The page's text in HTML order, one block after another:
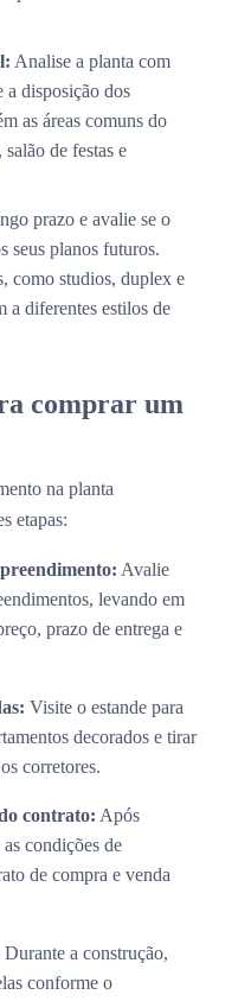
Analise a planta com
a disposição dos
as áreas comuns do
de festas e
prazo e avalie se o
seus planos futuros.
como studios, duplex e
a diferentes estilos de
comprar um
na planta
etapas:
Avalie
levando em
prazo de entrega e
Visite o estande para
decorados e tirar
corretores.
contrato: Após
condições de
de compra e venda
Durante a construção,
conforme o